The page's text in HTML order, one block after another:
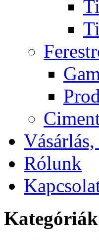
Rólunk
Kategóriák